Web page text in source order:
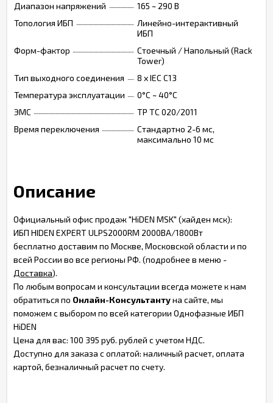
Диапазон напряжений
165 ~ 290 В
Топология ИБП
Линейно-интерактивный
ИБП
Форм-фактор
Стоечный / Напольный (Rack
Tower)
Тип выходного соединения
8 x IEC C13
Температура эксплуатации
0°C ~ 40°C
ЭМС
ТР ТС 020/2011
Время переключения
Стандартно 2-6 мс,
максимально 10 мс
Описание
Официальный офис продаж "HiDEN MSK" (хайден мск):
ИБП HIDEN EXPERT ULPS2000RM 2000ВА/1800Вт
бесплатно доставим по Москве, Московской области и по
всей России во все регионы РФ. (подробнее в меню -
Доставка).
По любым вопросам и консультации всегда можете к нам
обратиться по Онлайн-Консультантуна сайте, мы
поможем с выбором по всей категории Однофазные ИБП
HiDEN
Цена для вас: 100 395 руб. рублей с учетом НДС.
Доступно для заказа с оплатой: наличный расчет, оплата
картой, безналичный расчет по счету.